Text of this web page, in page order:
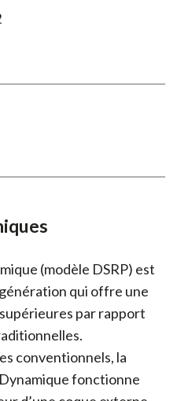
(modèle DSRP) est
qui offre une
par rapport
conventionnels, la
fonctionne